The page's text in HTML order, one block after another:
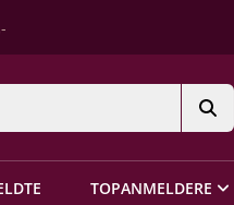
TOPANMELDERE